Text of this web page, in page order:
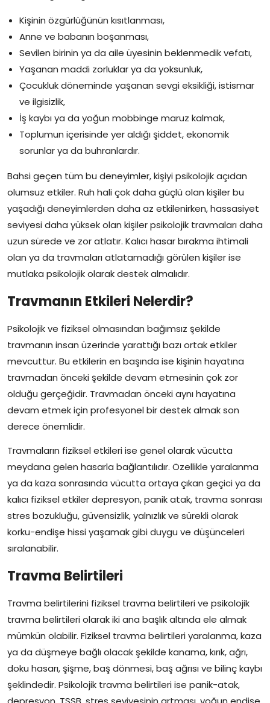
Kişinin özgürlüğünün kısıtlanması,
Anne ve babanın boşanması,
Sevilen birinin ya da aile üyesinin beklenmedik vefatı,
Yaşanan maddi zorluklar ya da yoksunluk,
Çocukluk döneminde yaşanan sevgi eksikliği, istismar
ve ilgisizlik,
İş kaybı ya da yoğun mobbinge maruz kalmak,
Toplumun içerisinde yer aldığı şiddet, ekonomik
sorunlar ya da buhranlardır.
Bahsi geçen tüm bu deneyimler, kişiyi psikolojik açıdan
olumsuz etkiler. Ruh hali çok daha güçlü olan kişiler bu
yaşadığı deneyimlerden daha az etkilenirken, hassasiyet
seviyesi daha yüksek olan kişiler psikolojik travmaları daha
uzun sürede ve zor atlatır. Kalıcı hasar bırakma ihtimali
olan ya da travmaları atlatamadığı görülen kişiler ise
mutlaka psikolojik olarak destek almalıdır.
Travmanın Etkileri Nelerdir?
Psikolojik ve fiziksel olmasından bağımsız şekilde
travmanın insan üzerinde yarattığı bazı ortak etkiler
mevcuttur. Bu etkilerin en başında ise kişinin hayatına
travmadan önceki şekilde devam etmesinin çok zor
olduğu gerçeğidir. Travmadan önceki aynı hayatına
devam etmek için profesyonel bir destek almak son
derece önemlidir.
Travmaların fiziksel etkileri ise genel olarak vücutta
meydana gelen hasarla bağlantılıdır. Özellikle yaralanma
ya da kaza sonrasında vücutta ortaya çıkan geçici ya da
kalıcı fiziksel etkiler depresyon, panik atak, travma sonrası
stres bozukluğu, güvensizlik, yalnızlık ve sürekli olarak
korku-endişe hissi yaşamak gibi duygu ve düşünceleri
sıralanabilir.
Travma Belirtileri
Travma belirtilerini fiziksel travma belirtileri ve psikolojik
travma belirtileri olarak iki ana başlık altında ele almak
mümkün olabilir. Fiziksel travma belirtileri yaralanma, kaza
ya da düşmeye bağlı olacak şekilde kanama, kırık, ağrı,
doku hasarı, şişme, baş dönmesi, baş ağrısı ve bilinç kaybı
şeklindedir. Psikolojik travma belirtileri ise panik-atak,